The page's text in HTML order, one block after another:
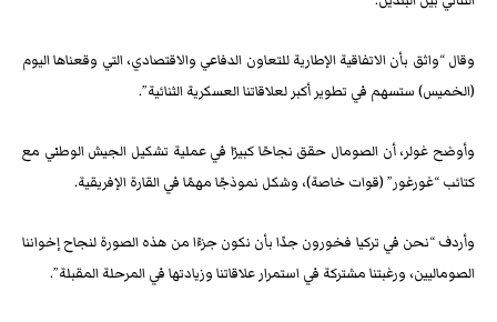
وقال “واثق بأن الاتفاقية الإطارية للتعاون الدفاعي والاقتصادي، التي وقعناها اليوم
(الخميس) ستسهم في تطوير أكبر لعلاقاتنا العسكرية الثنائية”.
وأوضح غولر، أن الصومال حقق نجاحًا كبيرًا في عملية تشكيل الجيش الوطني مع
كتائب “غورغور” (قوات خاصة)، وشكل نموذجًا مهمًا في القارة الإفريقية.
وأردف “نحن في تركيا فخورون جدًا بأن نكون جزءًا من هذه الصورة لنجاح إخواننا
الصوماليين، ورغبتنا مشتركة في استمرار علاقاتنا وزيادتها في المرحلة المقبلة”.